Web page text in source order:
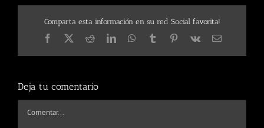
Comparta esta información en su red Social favorita!
Facebook
X RedditLinkedInWhatsApp
TumblrPinterest
Vk
Correo
Deja tu comentario